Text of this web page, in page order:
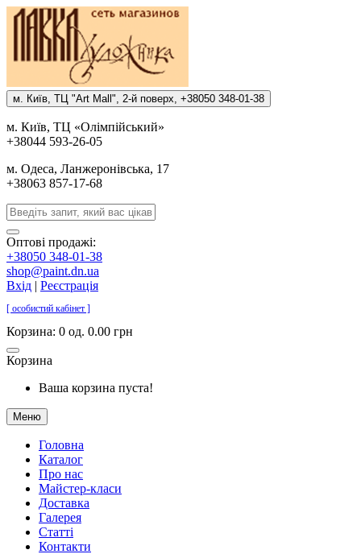
м. Киïв, ТЦ "Art Mall", 2-й поверх, +38050 348-01-38
м. Киïв, ТЦ «Олiмпiйський»
+38044 593-26-05
м. Одеса, Ланжеронiвська, 17
+38063 857-17-68
Оптові продажі:
+38050 348-01-38
shop@paint.dn.ua
Вхід | Реєстрація
[ особистий кабінет ]
Корзина: 0 од. 0.00 грн
Корзина
Ваша корзина пуста!
Меню
Головна
Каталог
Про нас
Майстер-класи
Доставка
Галерея
Статтi
Контакти